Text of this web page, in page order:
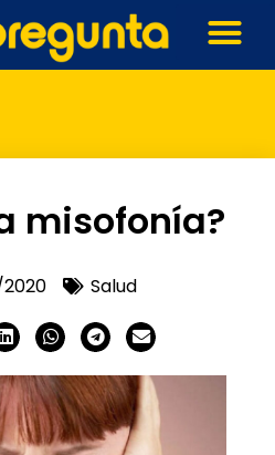
misofonía?
Salud